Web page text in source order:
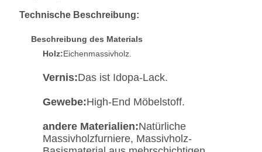
Technische Beschreibung:
Beschreibung des Materials
Holz:Eichenmassivholz.
Vernis:Das ist Idopa-Lack.
Gewebe:High-End Möbelstoff.
andere Materialien:Natürliche
Massivholzfurniere, Massivholz-